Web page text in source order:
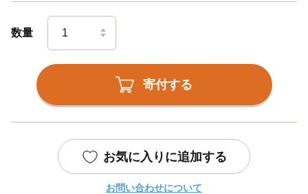
数量
寄付する
お気に入りに追加する
お問い合わせについて